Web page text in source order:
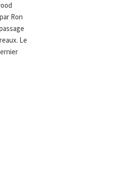
Ron
Le